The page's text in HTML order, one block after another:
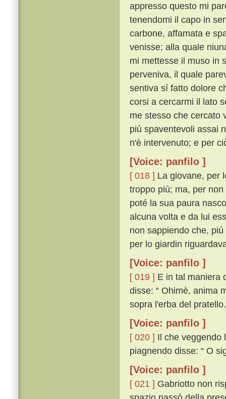
appresso questo mi
tenendomi il capo in
carbone, affamata e
venisse; alla quale
mi mettesse il muso in
perveniva, il quale
sentiva sí fatto dolore
corsi a cercarmi il lato
me stesso che cercato
piú spaventevoli assai
n'è intervenuto; e per
[Voice: panfilo ]
[ 018 ] La giovane, per
troppo piú; ma, per
poté la sua paura
alcuna volta e da lui
non sappiendo che,
per lo giardin
[Voice: panfilo ]
[ 019 ] E in tal maniera
disse: “ Ohimè, anima
sopra l'erba del pratello.
[Voice: panfilo ]
[ 020 ] Il che veggendo
piagnendo disse: “ O
[Voice: panfilo ]
[ 021 ] Gabriotto non